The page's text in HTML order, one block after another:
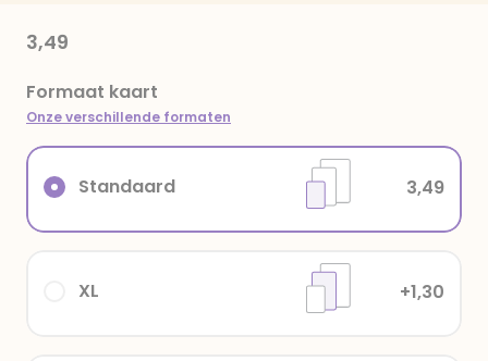
3,49
Formaat kaart
Onze verschillende formaten
XL +1,30
Standaard 3,49